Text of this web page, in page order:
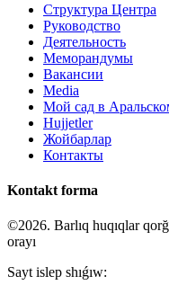
Структура Центра
Руководство
Деятельность
Меморандумы
Вакансии
Media
Мой сад в
Hujjetler
Жойбарлар
Контакты
Kontakt forma
©2026. Barlıq huqıqlar
orayı
Sayt islep shıǵıw: